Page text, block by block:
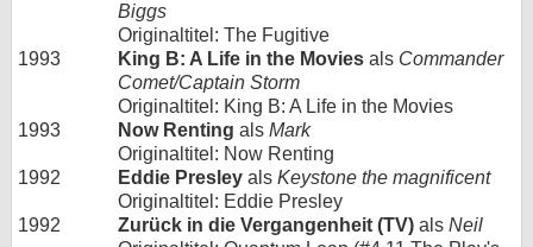
Biggs
Originaltitel: The Fugitive
1993
King B: A Life in the Movies als Commander
Comet/Captain Storm
Originaltitel: King B: A Life in the Movies
1993
Now Renting als Mark
Originaltitel: Now Renting
1992
Eddie Presley als Keystone the magnificent
Originaltitel: Eddie Presley
1992
Zurück in die Vergangenheit (TV) als Neil